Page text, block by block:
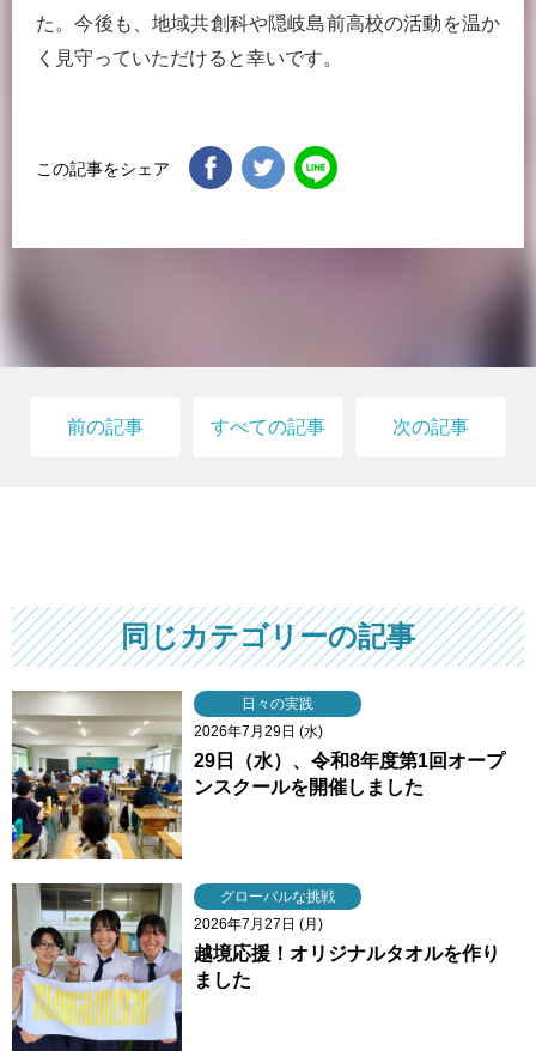
た。今後も、地域共創科や隠岐島前高校の活動を温か
く見守っていただけると幸いです。
この記事をシェア
前の記事 すべての記事 次の記事
同じカテゴリーの記事
日々の実践
2026年7月29日 (水)
29日（水）、令和8年度第1回オープ
ンスクールを開催しました
グローバルな挑戦
2026年7月27日 (月)
越境応援！オリジナルタオルを作り
ました